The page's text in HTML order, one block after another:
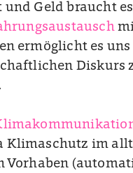
und Geld braucht es
ermöglicht es
Diskurs
Klimaschutz im
Vorhaben